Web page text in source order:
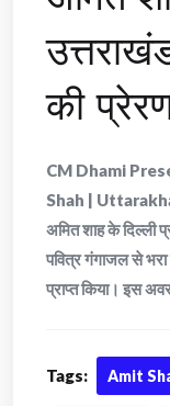
की
CM Dhami
Shah |
अमित शाह के दिल्ली
पवित्र गंगाजल से
प्राप्त किया। इस
Tags: Amit